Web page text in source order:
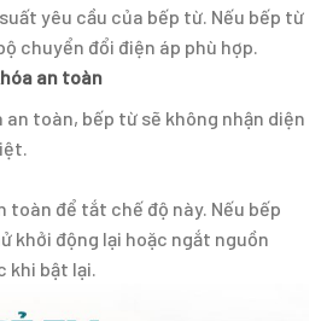
yêu cầu của bếp từ. Nếu bếp từ
chuyển đổi điện áp phù hợp.
an toàn
toàn, bếp từ sẽ không nhận diện
toàn để tắt chế độ này. Nếu bếp
khởi động lại hoặc ngắt nguồn
khi bật lại.